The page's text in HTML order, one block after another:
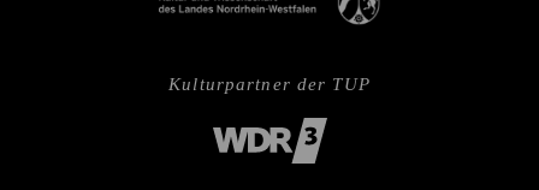
Kulturpartner der TUP